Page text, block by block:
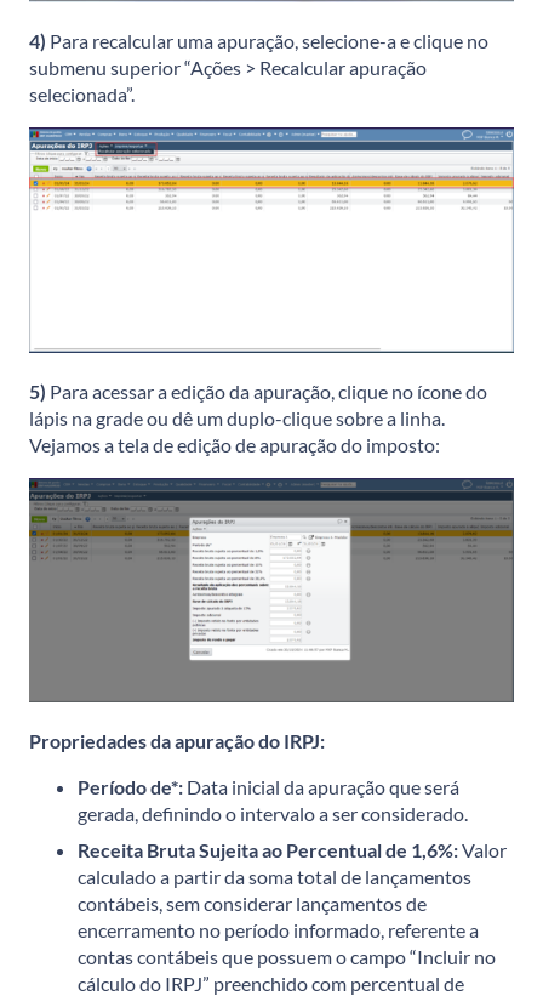
4) Para recalcular uma apuração, selecione-a e clique no
submenu superior “Ações > Recalcular apuração
selecionada”.
5) Para acessar a edição da apuração, clique no ícone do
lápis na grade ou dê um duplo-clique sobre a linha.
Vejamos a tela de edição de apuração do imposto:
Propriedades da apuração do IRPJ:
Período de*: Data inicial da apuração que será
gerada, definindo o intervalo a ser considerado.
Receita Bruta Sujeita ao Percentual de 1,6%:Valor
calculado a partir da soma total de lançamentos
contábeis, sem considerar lançamentos de
encerramento no período informado, referente a
contas contábeis que possuem o campo “Incluir no
cálculo do IRPJ” preenchido com percentual de